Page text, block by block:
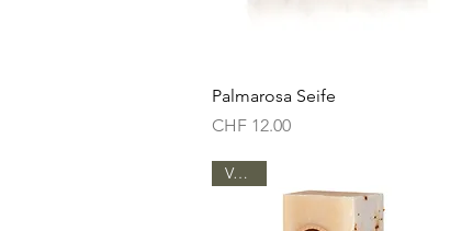
Schnellansicht
Palmarosa Seife
Preis
CHF 12.00
Vegan